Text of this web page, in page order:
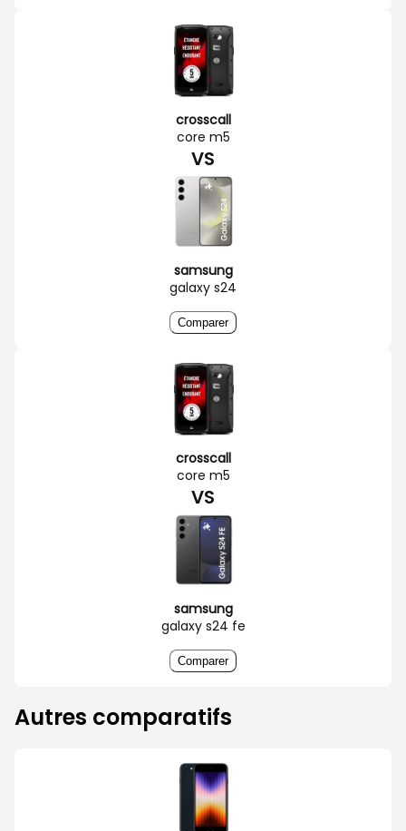
crosscall
core m5
VS
samsung
galaxy s24
Comparer
crosscall
core m5
VS
samsung
galaxy s24 fe
Comparer
Autres comparatifs